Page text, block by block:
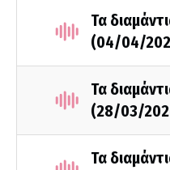
Τα
(04/04/
Τα
(28/03/
Τα